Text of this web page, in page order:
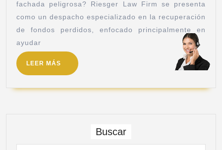
fachada peligrosa? Riesger Law Firm se presenta
como un despacho especializado en la recuperación
de fondos perdidos, enfocado principalmente en
ayudar
LEER MÁS
Buscar